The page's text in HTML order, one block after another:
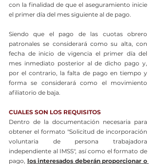
con la finalidad de que el aseguramiento inicie
el primer día del mes siguiente al de pago.
Siendo que el pago de las cuotas obrero
patronales se considerará como su alta, con
fecha de inicio de vigencia el primer día del
mes inmediato posterior al de dicho pago y,
por el contrario, la falta de pago en tiempo y
forma se considerará como el movimiento
afiliatorio de baja.
CUALES SON LOS REQUISITOS
Dentro de la documentación necesaria para
obtener el formato "Solicitud de incorporación
voluntaria de persona trabajadora
independiente al IMSS", así como el formato de
pago, los interesados deberán proporcionar o